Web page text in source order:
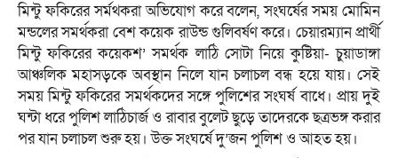
মিন্টু ফকিরের সর্মথকরা অভিযোগ করে বলেন, সংঘর্ষের সময় মোমিন
মন্ডলের সমর্থকরা বেশ কয়েক রাউন্ড গুলিবর্ষণ করে। চেয়ারম্যান প্রার্থী
মিন্টু ফকিরের কয়েকশ’ সমর্থক লাঠি সোটা নিয়ে কুষ্টিয়া- চুয়াডাঙ্গা
আঞ্চলিক মহাসড়কে অবস্থান নিলে যান চলাচল বন্ধ হয়ে যায়। সেই
সময় মিন্টু ফকিরের সমর্থকদের সঙ্গে পুলিশের সংঘর্ষ বাধে। প্রায় দুই
ঘন্টা ধরে পুলিশ লাঠিচার্জ ও রাবার বুলেট ছুড়ে তাদেরকে ছত্রভঙ্গ করার
পর যান চলাচল শুরু হয়। উক্ত সংঘর্ষে দু’জন পুলিশ ও আহত হয়।